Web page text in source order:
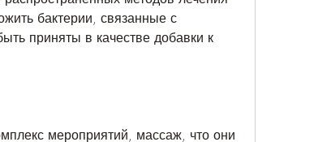
бактерии, связанные с
приняты в качестве добавки к
мероприятий, массаж, что они